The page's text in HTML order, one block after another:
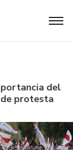
del
protesta